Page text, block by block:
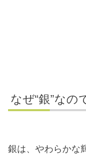
なぜ“銀”なの
銀は、やわらかな